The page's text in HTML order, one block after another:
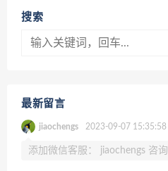
搜索
最新留言
jiaochengs 2023-09-07 15:35:58
添加微信客服： jiaochengs 咨询